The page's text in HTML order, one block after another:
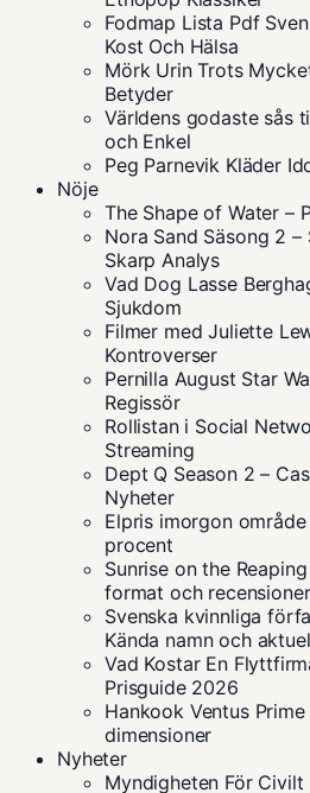
Fodmap Lista Pdf
Kost Och Hälsa
Mörk Urin Trots
Betyder
Världens godaste sås
och Enkel
Peg Parnevik Kläder
Nöje
The Shape of Water –
Nora Sand Säsong 2
Skarp Analys
Vad Dog Lasse
Sjukdom
Filmer med Juliette
Kontroverser
Pernilla August Star
Regissör
Rollistan i Social
Streaming
Dept Q Season 2 –
Nyheter
Elpris imorgon
procent
Sunrise on the
format och recensioner
Svenska kvinnliga
Kända namn och
Vad Kostar En
Prisguide 2026
Hankook Ventus
dimensioner
Nyheter
Myndigheten För Civilt